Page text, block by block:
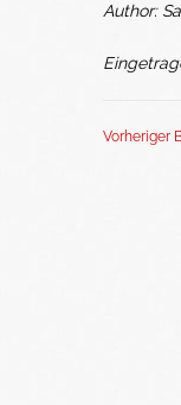
Author:
Vorheriger